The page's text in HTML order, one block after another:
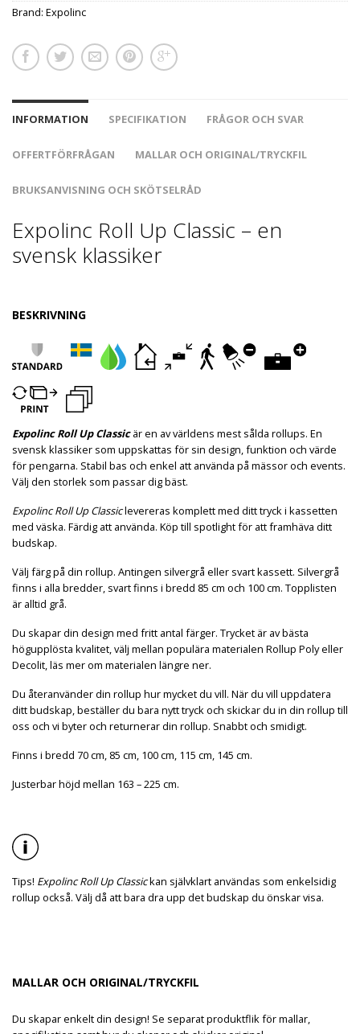
Brand: Expolinc
INFORMATION SPECIFIKATION FRÅGOR OCH SVAR
OFFERTFÖRFRÅGAN MALLAR OCH ORIGINAL/TRYCKFIL
BRUKSANVISNING OCH SKÖTSELRÅD
Expolinc Roll Up Classic – en
svensk klassiker
BESKRIVNING
Expolinc Roll Up Classicär en av världens mest sålda rollups. En
svensk klassiker som uppskattas för sin design, funktion och värde
för pengarna. Stabil bas och enkel att använda på mässor och events.
Välj den storlek som passar dig bäst.
Expolinc Roll Up Classiclevereras komplett med ditt tryck i kassetten
med väska. Färdig att använda. Köp till spotlight för att framhäva ditt
budskap.
Välj färg på din rollup. Antingen silvergrå eller svart kassett. Silvergrå
finns i alla bredder, svart finns i bredd 85 cm och 100 cm. Topplisten
är alltid grå.
Du skapar din design med fritt antal färger. Trycket är av bästa
högupplösta kvalitet, välj mellan populära materialen Rollup Poly eller
Decolit, läs mer om materialen längre ner.
Du återanvänder din rollup hur mycket du vill. När du vill uppdatera
ditt budskap, beställer du bara nytt tryck och skickar du in din rollup till
oss och vi byter och returnerar din rollup. Snabbt och smidigt.
Finns i bredd 70 cm, 85 cm, 100 cm, 115 cm, 145 cm.
Justerbar höjd mellan 163 – 225 cm.
Tips! Expolinc Roll Up Classickan självklart användas som enkelsidig
rollup också. Välj då att bara dra upp det budskap du önskar visa.
MALLAR OCH ORIGINAL/TRYCKFIL
Du skapar enkelt din design! Se separat produktflik för mallar,